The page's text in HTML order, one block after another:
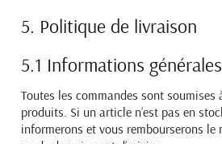
5. Politique de livraison
5.1 Informations générales
Toutes les commandes sont
produits. Si un article n’est pas en
informerons et vous rembourserons